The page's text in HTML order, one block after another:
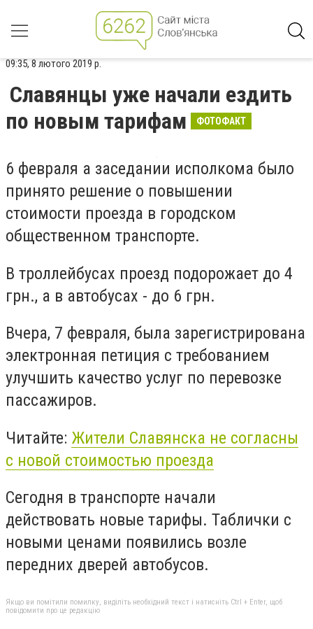
09:35, 8 лютого 2019 р.
Славянцы уже начали ездить
по новым тарифам
ФОТОФАКТ
6 февраля а заседании исполкома было
принято решение о повышении
стоимости проезда в городском
общественном транспорте.
В троллейбусах проезд подорожает до 4
грн., а в автобусах - до 6 грн.
Вчера, 7 февраля, была зарегистрирована
электронная петиция с требованием
улучшить качество услуг по перевозке
пассажиров.
Читайте: Жители Славянска не согласны
с новой стоимостью проезда
Сегодня в транспорте начали
действовать новые тарифы. Таблички с
новыми ценами появились возле
передних дверей автобусов.
Якщо ви помітили помилку, виділіть необхідний текст і натисніть Ctrl + Enter, щоб
повідомити про це редакцію